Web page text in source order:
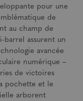
pour une
de
au champ de
barrel assurent un
avancée
numérique –
de victoires
pochette et le
arborent